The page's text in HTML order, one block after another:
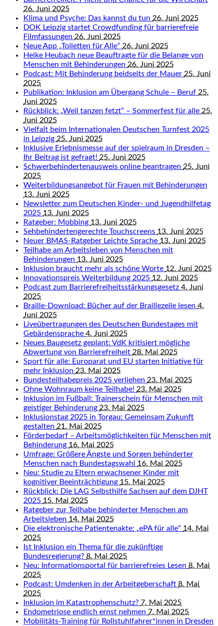
26. Juni 2025
Klima und Psyche: Das kannst du tun 26. Juni 2025
DOK Leipzig startet Crowdfunding für barrierefreie
Filmfassungen 26. Juni 2025
Neue App „Toiletten für Alle“ 26. Juni 2025
Heike Heubach neue Beauftragte für die Belange von
Menschen mit Behinderungen 26. Juni 2025
Podcast: Mit Behinderung beidseits der Mauer 25. Juni
2025
Publikation: Inklusion am Übergang Schule – Beruf 25.
Juni 2025
Rückblick: „Weil tanzen fetzt“ – Sommerfest für alle 25.
Juni 2025
Vielfalt beim Internationalen Deutschen Turnfest 2025
in Leipzig 25. Juni 2025
Inklusive Erlebnismesse auf der spielraum in Dresden –
Ihr Beitrag ist gefragt! 25. Juni 2025
Schwerbehindertenausweis online beantragen 25. Juni
2025
Weiterbildungsangebot für Frauen mit Behinderungen
13. Juni 2025
Newsletter zum Deutschen Kinder- und Jugendhilfetag
2025 13. Juni 2025
Ratgeber: Mobbing 13. Juni 2025
Sehbehindertengerechte Touchscreens 13. Juni 2025
Neuer BMAS-Ratgeber Leichte Sprache 13. Juni 2025
Teilhabe am Arbeitsleben von Menschen mit
Behinderungen 13. Juni 2025
Inklusion braucht mehr als schöne Worte 12. Juni 2025
Innovationspreis Weiterbildung 2025 12. Juni 2025
Podcast zum Barrierefreiheitsstärkungsgesetz 4. Juni
2025
Braille-Download: Bücher auf der Braillezeile lesen 4.
Juni 2025
Liveübertragungen des Deutschen Bundestages mit
Gebärdensprache 4. Juni 2025
Neues Baugesetz geplant: VdK kritisiert mögliche
Abwertung von Barrierefreiheit 28. Mai 2025
Sport für alle: Europarat und EU starten Initiative für
mehr Inklusion 23. Mai 2025
Bundesteilhabepreis 2025 verliehen 23. Mai 2025
Ohne Wohnraum keine Teilhabe! 23. Mai 2025
Inklusion im Fußball: Trainerschein für Menschen mit
geistiger Behinderung 23. Mai 2025
Inklusionstag 2025 in Torgau: Gemeinsam Zukunft
gestalten 21. Mai 2025
Förderbedarf – Arbeitsmöglichkeiten für Menschen mit
Behinderung 16. Mai 2025
Umfrage: Größere Ängste und Sorgen behinderter
Menschen nach Bundestagswahl 16. Mai 2025
Neu: Studie zu Eltern erwachsener Kinder mit
kognitiver Beeinträchtigung 15. Mai 2025
Rückblick: Die LAG Selbsthilfe Sachsen auf dem DJHT
2025 15. Mai 2025
Ratgeber zur Teilhabe behinderter Menschen am
Arbeitsleben 14. Mai 2025
Die elektronische Patientenakte: „ePA für alle“ 14. Mai
2025
Ist Inklusion ein Thema für die zukünftige
Bundesregierung? 8. Mai 2025
Neu: Informationsportal für barrierefreies Lesen 8. Mai
2025
Podcast: Umdenken in der Arbeitgeberschaft 8. Mai
2025
Inklusion im Katastrophenschutz? 7. Mai 2025
Endometriose endlich ernst nehmen 7. Mai 2025
Mobilitäts-Training für Rollstuhlfahrer*innen in Dresden